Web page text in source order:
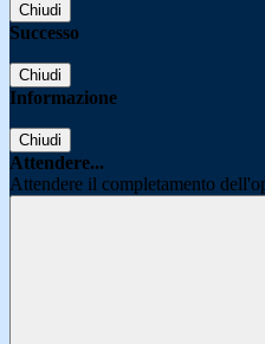
Chiudi
Successo
Chiudi
Informazione
Chiudi
Attendere...
Attendere il completamento